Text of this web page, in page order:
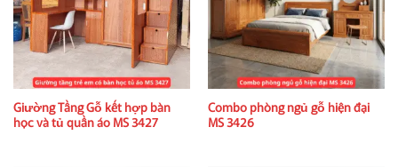
Giường Tầng Gỗ kết hợp bàn
học và tủ quần áo MS 3427
Combo phòng ngủ gỗ hiện đại
MS 3426